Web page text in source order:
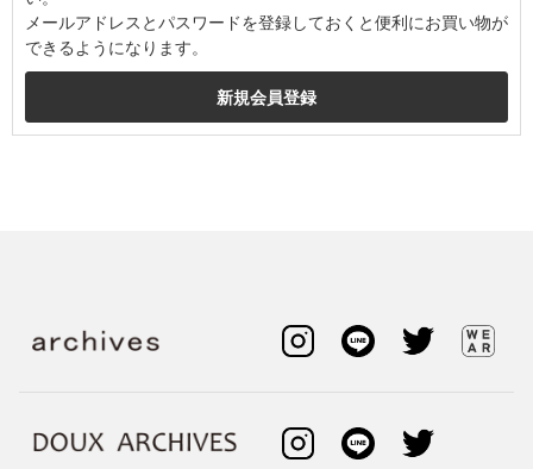
メールアドレスとパスワードを登録しておくと便利にお買い物が
できるようになります。